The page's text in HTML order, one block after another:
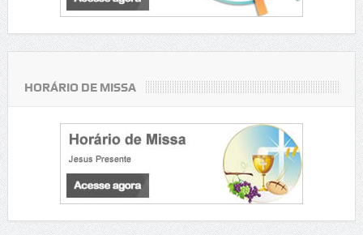
HORÁRIO DE MISSA